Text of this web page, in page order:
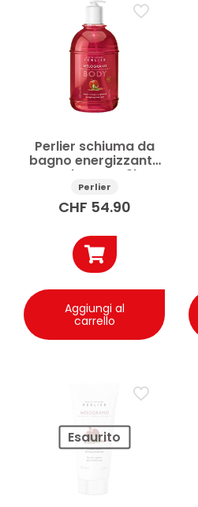
Perlier schiuma da
bagno energizzante
Melograno 3l
Perlier
CHF 54.90
Aggiungi al
carrello
Esaurito